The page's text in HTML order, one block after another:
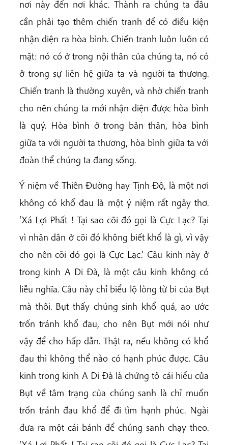
nơi này đến nơi khác. Thành ra chúng ta đâu
cần phải tạo thêm chiến tranh để có điều kiện
nhận diện ra hòa bình. Chiến tranh luôn luôn có
mặt: nó có ở trong nội thân của chúng ta, nó có
ở trong sự liên hệ giữa ta và người ta thương.
Chiến tranh là thường xuyên, và nhờ chiến tranh
cho nên chúng ta mới nhận diện được hòa bình
là quý. Hòa bình ở trong bản thân, hòa bình
giữa ta với người ta thương, hòa bình giữa ta với
đoàn thể chúng ta đang sống.
Ý niệm về Thiên Đường hay Tịnh Độ, là một nơi
không có khổ đau là một ý niệm rất ngây thơ.
‘Xá Lợi Phất ! Tại sao cõi đó gọi là Cực Lạc? Tại
vì nhân dân ở cõi đó không biết khổ là gì, vì vậy
cho nên cõi đó gọi là Cực Lạc.’ Câu kinh này ở
trong kinh A Di Đà, là một câu kinh không có
liễu nghĩa. Câu này chỉ biểu lộ lòng từ bi của Bụt
mà thôi. Bụt thấy chúng sinh khổ quá, ao ước
trốn tránh khổ đau, cho nên Bụt mới nói như
vậy để cho hấp dẫn. Thật ra, nếu không có khổ
đau thì không thể nào có hạnh phúc được. Câu
kinh trong kinh A Di Đà là chứng tỏ cái hiểu của
Bụt về tâm trạng của chúng sanh là chỉ muốn
trốn tránh đau khổ để đi tìm hạnh phúc. Ngài
đưa ra một cái bánh để chúng sanh chạy theo.